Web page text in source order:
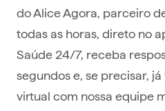
do Alice Agora, parceiro
todas as horas, direto no
Saúde 24/7, receba
segundos e, se precisar,
virtual com nossa equipe